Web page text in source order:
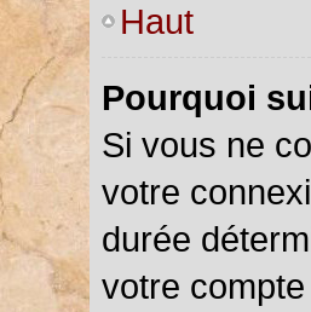
Haut
Pourquoi
Si vous ne
votre
durée
votre